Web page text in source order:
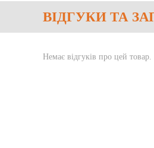
ВІДГУКИ ТА
Немає відгуків про цей товар.